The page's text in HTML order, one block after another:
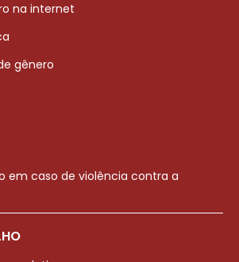
na internet
gênero
em caso de violência contra a